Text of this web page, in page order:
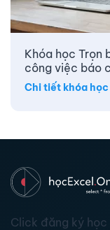
Khóa học Trọn
công việc báo
Chi tiết khóa học
Click đăng ký học